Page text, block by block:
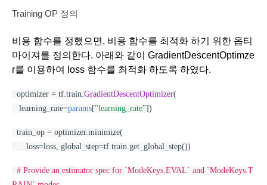
Training OP 정의
비용 함수를 정했으면, 비용 함수를 최적화 하기 위한 옵티
마이져를 정의한다. 아래와 같이 GradientDescentOptimze
r를 이용하여 loss 함수를 최적화 하도록 하였다.
optimizer = tf.train.GradientDescentOptimizer(
learning_rate=params["learning_rate"])
train_op = optimizer.minimize(
loss=loss, global_step=tf.train.get_global_step())
# Provide an estimator spec for `ModeKeys.EVAL` and `ModeKeys.T